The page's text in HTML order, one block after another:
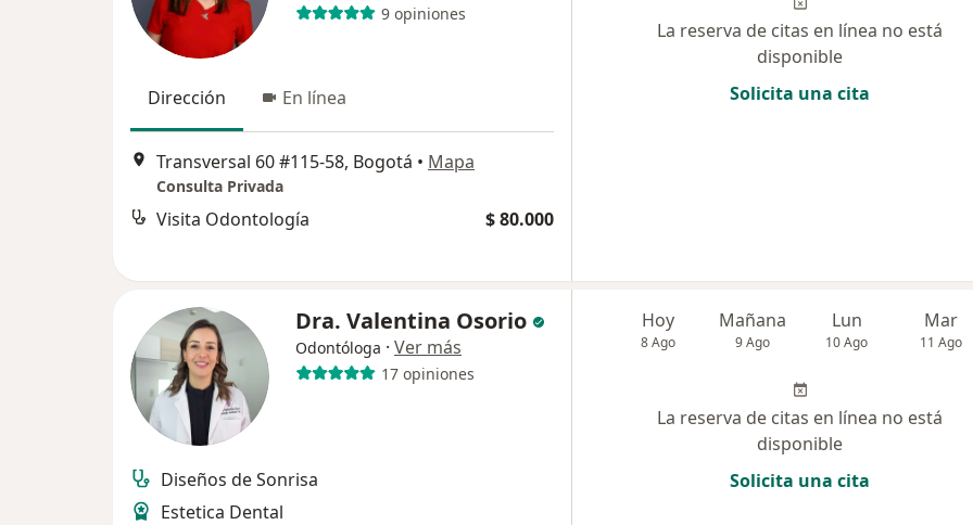
9 opiniones
Dirección En línea
Transversal 60 #115-58, Bogotá • Mapa
Consulta Privada
Visita Odontología $ 80.000
La reserva de citas en línea no está
disponible
Solicita una cita
Dra. Valentina Osorio
Odontóloga · Ver más
17 opiniones
Diseños de Sonrisa
Estetica Dental
Hoy
8 Ago
Mañana
9 Ago
Lun
10 Ago
Mar
11 Ago
La reserva de citas en línea no está
disponible
Solicita una cita